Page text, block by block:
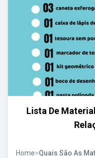
Lista De
Home>Quais São As